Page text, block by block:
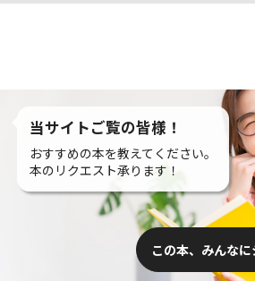
当サイトご覧の皆様！
おすすめの本を教えてください。
本のリクエスト承ります！
この本、みんな